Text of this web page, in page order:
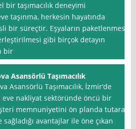
taşımacılık deneyimi
taşınma, herkesin hayatında
bir süreçtir. Eşyaların paketlenmesi,
gibi birçok detayın
bir
Asansörlü Taşımacılık
Asansörlü Taşımacılık, İzmir‘de
eve nakliyat sektöründe öncü bir
memnuniyetini ön planda tutarak
avantajlar ile öne çıkan